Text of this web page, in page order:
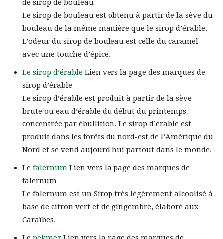
de sirop de bouleau
Le sirop de bouleau est obtenu à partir de la sève du
bouleau de la même manière que le sirop d’érable.
L’odeur du sirop de bouleau est celle du caramel
avec une touche d’épice.
Le sirop d’érable Lien vers la page des marques de
sirop d’érable
Le sirop d’érable est produit à partir de la sève
brute ou eau d’érable du début du printemps
concentrée par ébullition. Le sirop d’érable est
produit dans les forêts du nord-est de l’Amérique du
Nord et se vend aujourd’hui partout dans le monde.
Le falernum Lien vers la page des marques de
falernum
Le falernum est un Sirop très légèrement alcoolisé à
base de citron vert et de gingembre, élaboré aux
Caraïbes.